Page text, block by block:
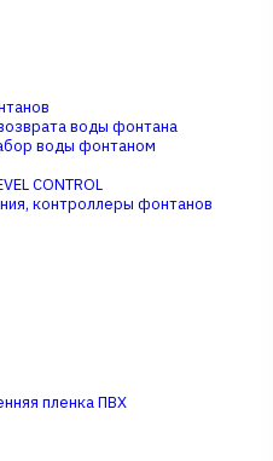
воды фонтана
воды фонтаном
CONTROL
контроллеры фонтанов
пленка ПВХ